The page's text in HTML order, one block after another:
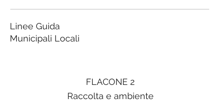
FLACONE 2
Raccolta e ambiente
Linee Guida
Municipali Locali